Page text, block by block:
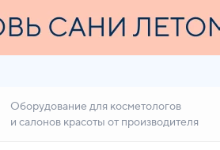
Оборудование для косметологов
и салонов красоты от производителя